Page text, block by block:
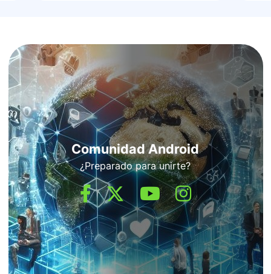
Comunidad Android
¿Preparado para unirte?